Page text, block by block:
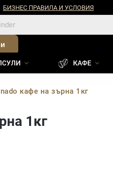
БИЗНЕС ПРАВИЛА И УСЛОВИЯ
КАФЕ
кафе на зърна 1кг
1кг